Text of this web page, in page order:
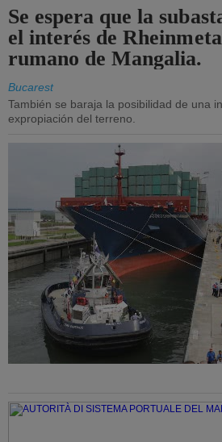
Se espera que la
el interés de
rumano de Mangalia.
Bucarest
También se baraja la posibilidad de una
expropiación del terreno.